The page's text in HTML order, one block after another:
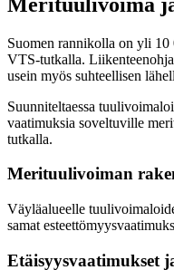
Suomen rannikolla on yli
VTS-tutkalla.
usein myös suhteellisen
Suunniteltaessa
vaatimuksia soveltuville
tutkalla.
Merituulivoiman
Väyläalueelle
samat
Etäisyysvaatimukset